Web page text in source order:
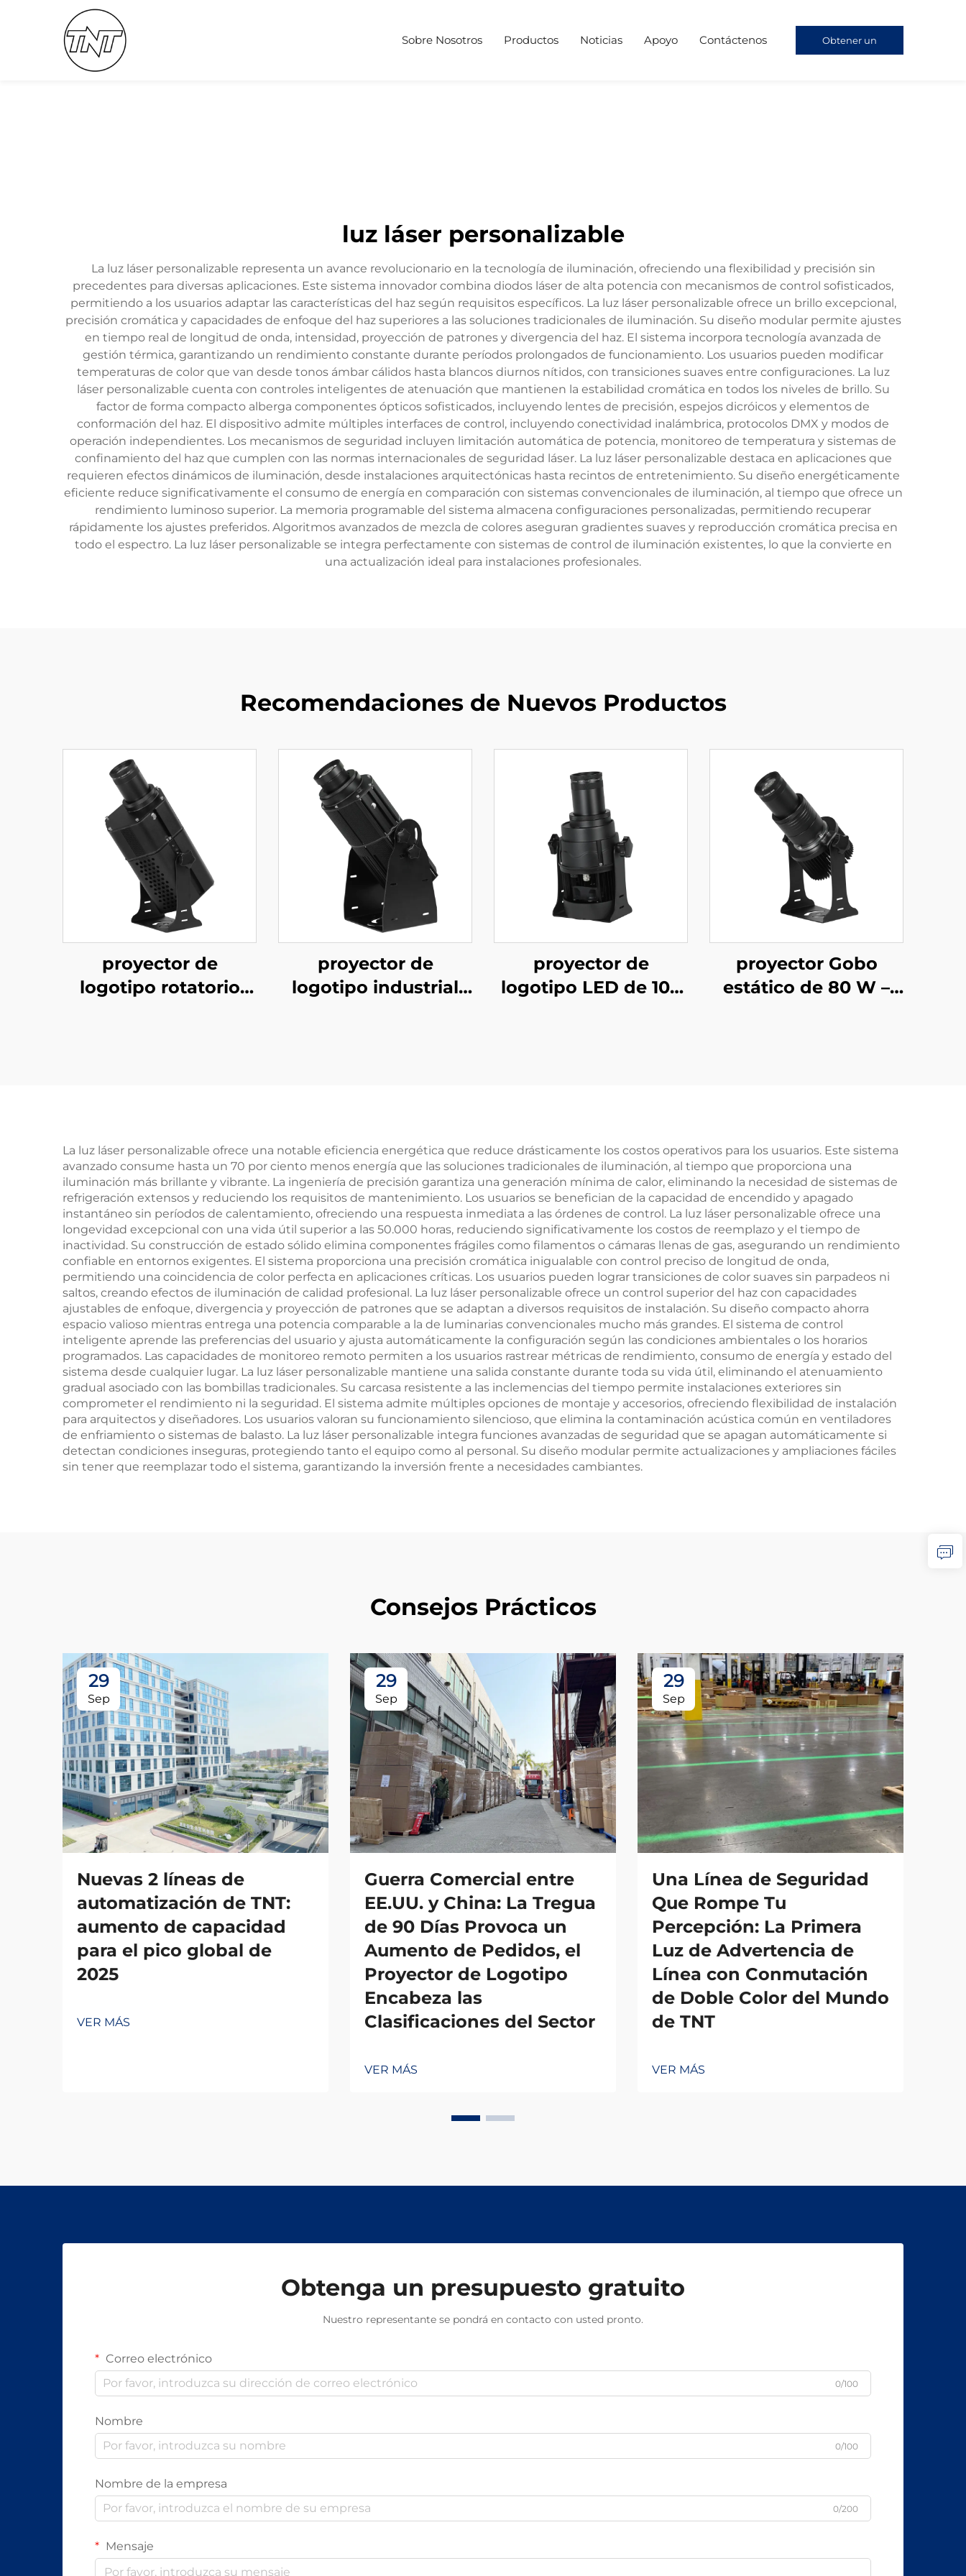
Sobre Nosotros Productos Noticias Apoyo Contáctenos Obtener un
luz láser personalizable
La luz láser personalizable representa un avance revolucionario en la tecnología de iluminación, ofreciendo una flexibilidad y precisión sin
precedentes para diversas aplicaciones. Este sistema innovador combina diodos láser de alta potencia con mecanismos de control sofisticados,
permitiendo a los usuarios adaptar las características del haz según requisitos específicos. La luz láser personalizable ofrece un brillo excepcional,
precisión cromática y capacidades de enfoque del haz superiores a las soluciones tradicionales de iluminación. Su diseño modular permite ajustes
en tiempo real de longitud de onda, intensidad, proyección de patrones y divergencia del haz. El sistema incorpora tecnología avanzada de
gestión térmica, garantizando un rendimiento constante durante períodos prolongados de funcionamiento. Los usuarios pueden modificar
temperaturas de color que van desde tonos ámbar cálidos hasta blancos diurnos nítidos, con transiciones suaves entre configuraciones. La luz
láser personalizable cuenta con controles inteligentes de atenuación que mantienen la estabilidad cromática en todos los niveles de brillo. Su
factor de forma compacto alberga componentes ópticos sofisticados, incluyendo lentes de precisión, espejos dicróicos y elementos de
conformación del haz. El dispositivo admite múltiples interfaces de control, incluyendo conectividad inalámbrica, protocolos DMX y modos de
operación independientes. Los mecanismos de seguridad incluyen limitación automática de potencia, monitoreo de temperatura y sistemas de
confinamiento del haz que cumplen con las normas internacionales de seguridad láser. La luz láser personalizable destaca en aplicaciones que
requieren efectos dinámicos de iluminación, desde instalaciones arquitectónicas hasta recintos de entretenimiento. Su diseño energéticamente
eficiente reduce significativamente el consumo de energía en comparación con sistemas convencionales de iluminación, al tiempo que ofrece un
rendimiento luminoso superior. La memoria programable del sistema almacena configuraciones personalizadas, permitiendo recuperar
rápidamente los ajustes preferidos. Algoritmos avanzados de mezcla de colores aseguran gradientes suaves y reproducción cromática precisa en
todo el espectro. La luz láser personalizable se integra perfectamente con sistemas de control de iluminación existentes, lo que la convierte en
una actualización ideal para instalaciones profesionales.
Recomendaciones de Nuevos Productos
proyector de
logotipo rotatorio
proyector de
logotipo industrial
advertencias en
pasillos
proyector de
logotipo LED de 100
proyector Gobo
estático de 80 W –
La luz láser personalizable ofrece una notable eficiencia energética que reduce drásticamente los costos operativos para los usuarios. Este sistema
avanzado consume hasta un 70 por ciento menos energía que las soluciones tradicionales de iluminación, al tiempo que proporciona una
iluminación más brillante y vibrante. La ingeniería de precisión garantiza una generación mínima de calor, eliminando la necesidad de sistemas de
refrigeración extensos y reduciendo los requisitos de mantenimiento. Los usuarios se benefician de la capacidad de encendido y apagado
instantáneo sin períodos de calentamiento, ofreciendo una respuesta inmediata a las órdenes de control. La luz láser personalizable ofrece una
longevidad excepcional con una vida útil superior a las 50.000 horas, reduciendo significativamente los costos de reemplazo y el tiempo de
inactividad. Su construcción de estado sólido elimina componentes frágiles como filamentos o cámaras llenas de gas, asegurando un rendimiento
confiable en entornos exigentes. El sistema proporciona una precisión cromática inigualable con control preciso de longitud de onda,
permitiendo una coincidencia de color perfecta en aplicaciones críticas. Los usuarios pueden lograr transiciones de color suaves sin parpadeos ni
saltos, creando efectos de iluminación de calidad profesional. La luz láser personalizable ofrece un control superior del haz con capacidades
ajustables de enfoque, divergencia y proyección de patrones que se adaptan a diversos requisitos de instalación. Su diseño compacto ahorra
espacio valioso mientras entrega una potencia comparable a la de luminarias convencionales mucho más grandes. El sistema de control
inteligente aprende las preferencias del usuario y ajusta automáticamente la configuración según las condiciones ambientales o los horarios
programados. Las capacidades de monitoreo remoto permiten a los usuarios rastrear métricas de rendimiento, consumo de energía y estado del
sistema desde cualquier lugar. La luz láser personalizable mantiene una salida constante durante toda su vida útil, eliminando el atenuamiento
gradual asociado con las bombillas tradicionales. Su carcasa resistente a las inclemencias del tiempo permite instalaciones exteriores sin
comprometer el rendimiento ni la seguridad. El sistema admite múltiples opciones de montaje y accesorios, ofreciendo flexibilidad de instalación
para arquitectos y diseñadores. Los usuarios valoran su funcionamiento silencioso, que elimina la contaminación acústica común en ventiladores
de enfriamiento o sistemas de balasto. La luz láser personalizable integra funciones avanzadas de seguridad que se apagan automáticamente si
detectan condiciones inseguras, protegiendo tanto el equipo como al personal. Su diseño modular permite actualizaciones y ampliaciones fáciles
sin tener que reemplazar todo el sistema, garantizando la inversión frente a necesidades cambiantes.
Consejos Prácticos
29
Sep
Nuevas 2 líneas de
automatización de TNT:
aumento de capacidad
para el pico global de
2025
VER MÁS
29
Sep
Guerra Comercial entre
EE.UU. y China: La Tregua
de 90 Días Provoca un
Aumento de Pedidos, el
Proyector de Logotipo
Encabeza las
Clasificaciones del Sector
VER MÁS
29
Sep
Una Línea de Seguridad
Que Rompe Tu
Percepción: La Primera
Luz de Advertencia de
Línea con Conmutación
de Doble Color del Mundo
de TNT
VER MÁS
Obtenga un presupuesto gratuito
Nuestro representante se pondrá en contacto con usted pronto.
Correo electrónico
0/100
Nombre
0/100
Nombre de la empresa
0/200
Mensaje